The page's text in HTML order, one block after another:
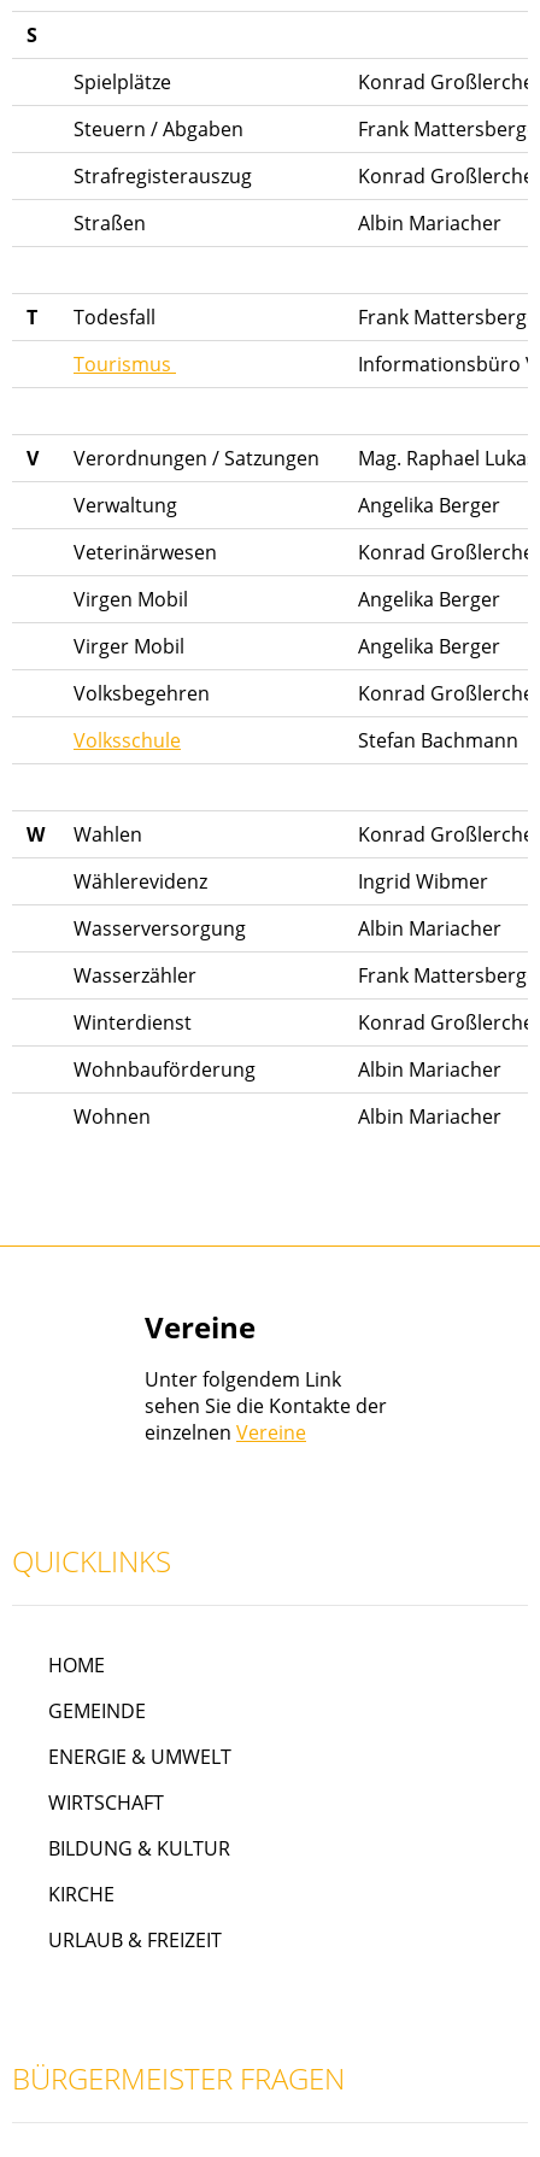
S
Spielplätze
Konrad
Steuern / Abgaben
Frank
Strafregisterauszug
Konrad
Straßen
Albin Mariacher
T Todesfall
Frank
Tourismus
Informationsbüro
V Verordnungen / Satzungen
Mag. Raphael
Verwaltung
Angelika Berger
Veterinärwesen
Konrad
Virgen Mobil
Angelika Berger
Virger Mobil
Angelika Berger
Volksbegehren
Konrad
Volksschule
Stefan Bachmann
W Wahlen
Konrad
Wählerevidenz
Ingrid Wibmer
Wasserversorgung
Albin Mariacher
Wasserzähler
Frank
Winterdienst
Konrad
Wohnbauförderung
Albin Mariacher
Wohnen
Albin Mariacher
Vereine
Unter folgendem Link
sehen Sie die Kontakte der
einzelnen Vereine
QUICKLINKS
HOME
GEMEINDE
ENERGIE & UMWELT
WIRTSCHAFT
BILDUNG & KULTUR
KIRCHE
URLAUB & FREIZEIT
BÜRGERMEISTER FRAGEN